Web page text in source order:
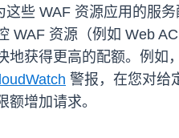
些 WAF 资源应用的服
资源（例如 Web
获得更高的配额。例如
警报，在您对给
增加请求。